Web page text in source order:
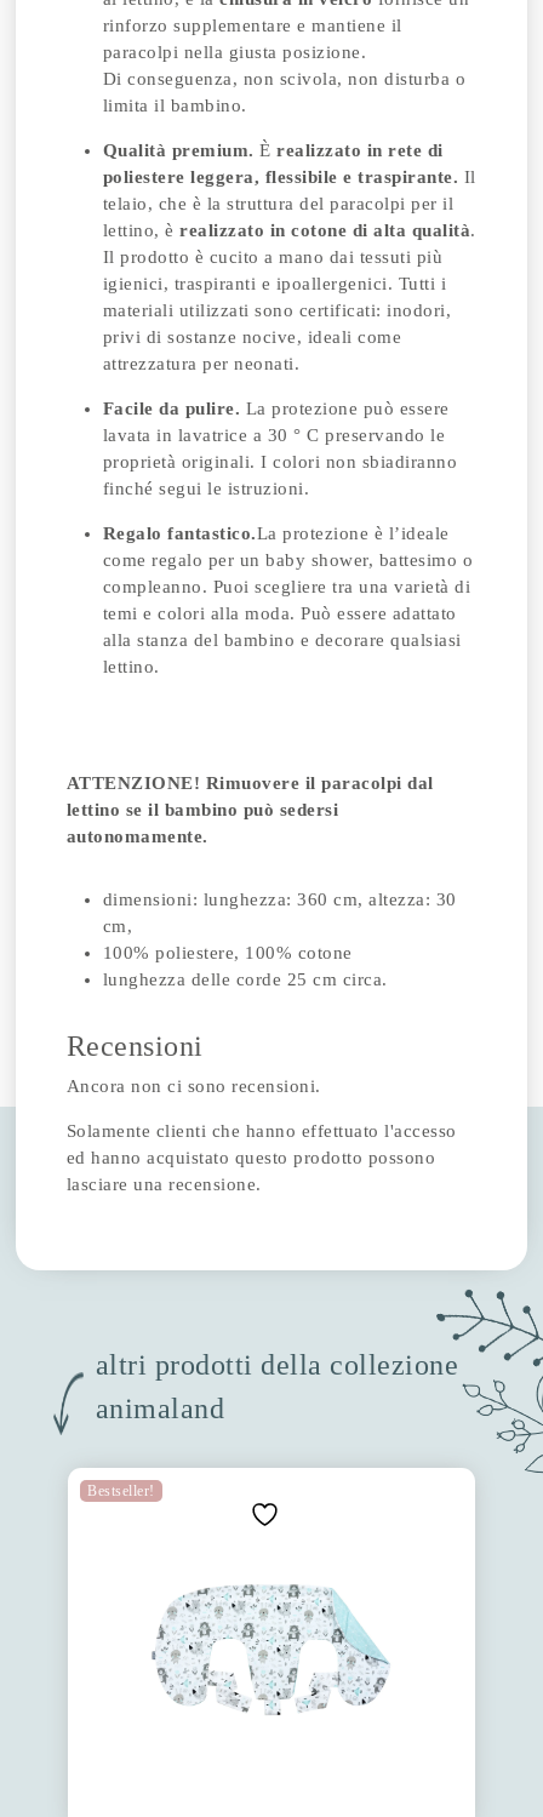
rinforzo supplementare e mantiene il
paracolpi nella giusta posizione.
Di conseguenza, non scivola, non disturba o
limita il bambino.
Qualità premium. Èrealizzato in rete di
poliestere leggera, flessibile e traspirante. Il
telaio, che è la struttura del paracolpi per il
lettino, èrealizzato in cotone di alta qualità.
Il prodotto è cucito a mano dai tessuti più
igienici, traspiranti e ipoallergenici. Tutti i
materiali utilizzati sono certificati: inodori,
privi di sostanze nocive, ideali come
attrezzatura per neonati.
Facile da pulire. La protezione può essere
lavata in lavatrice a 30 ° C preservando le
proprietà originali. I colori non sbiadiranno
finché segui le istruzioni.
Regalo fantastico.La protezione è l’ideale
come regalo per un baby shower, battesimo o
compleanno. Puoi scegliere tra una varietà di
temi e colori alla moda. Può essere adattato
alla stanza del bambino e decorare qualsiasi
lettino.
ATTENZIONE! Rimuovere il paracolpi dal
lettino se il bambino può sedersi
autonomamente.
dimensioni: lunghezza: 360 cm, altezza: 30
cm,
100% poliestere, 100% cotone
lunghezza delle corde 25 cm circa.
Recensioni
Ancora non ci sono recensioni.
Solamente clienti che hanno effettuato l'accesso
ed hanno acquistato questo prodotto possono
lasciare una recensione.
altri prodotti della collezione
animaland
Bestseller!